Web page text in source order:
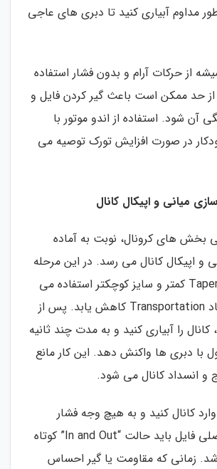
مداوم آبیاری کنید تا دبری های عاجی
از حرکات آرام و بدون فشار استفاده
حد ممکن است باعث گیر کردن فایل و
آن شود. استفاده از اندو موتور با
در صورت افزایش تورک توصیه می
های کرونال، نوبت به آماده
و اپیکال کانال می رسد. در این مرحله
از فایل هایی با Taper کمتر و سایز کوچکتر استفاده می
شود تا خطر ایجاد Transportation کاهش یابد. پس از
کانال را آبیاری کنید و به مدت چند ثانیه
با دبری ها واکنش دهد. این کار مانع
و انسداد کانال می شود.
وارد کانال کنید و به هیچ وجه فشار
ندهید. حرکت اصلی فایل باید حالت “In and Out” کوتاه
زمانی که مقاومت یا گیر احساس